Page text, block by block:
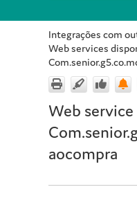
Integrações com
Web services
Web service
aocompra